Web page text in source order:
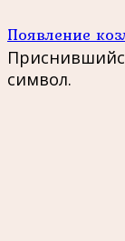
Появление
символ.